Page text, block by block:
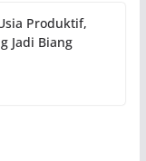
Produktif,
Jadi Biang